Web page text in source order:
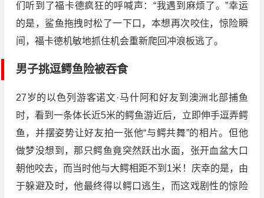
们听到了福卡德疯狂的呼喊声：“我遇到麻烦了。”幸运
的是，鲨鱼拖拽时松了一下口，本想再次咬住，惊险瞬
间，福卡德机敏地抓住机会重新爬回冲浪板逃了。
男子挑逗鳄鱼险被吞食
27岁的以色列游客诺文·马什阿和好友到澳洲北部捕鱼
时，看到一条体长近5米的鳄鱼游近后，立即伸手逗弄鳄
鱼，并摆姿势让好友拍一张他“与鳄共舞”的相片。但他
做梦没想到，那只鳄鱼竟突然跃出水面，张开血盆大口
朝他咬去，而当时他与大鳄相距不到1米！庆幸的是，由
于躲避及时，他最终得以鳄口逃生，而这戏剧性的惊险